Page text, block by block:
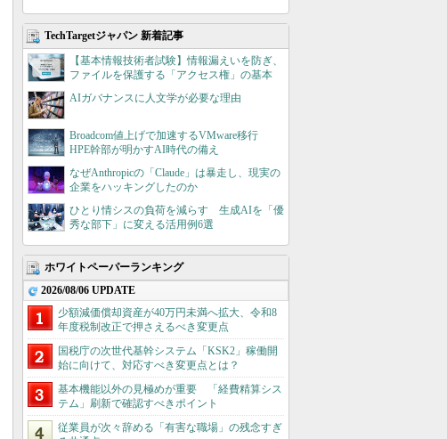
TechTargetジャパン 新着記事
【基本情報技術者試験】情報漏えいを防ぎ、
ファイルを保護する「アクセス権」の基本
AIガバナンスに人文学が必要な理由
Broadcom値上げで加速するVMware移行
HPE幹部が明かすAI時代の備え
なぜAnthropicの「Claude」は暴走し、現実の
企業をハッキングしたのか
ひとり情シスの負荷を減らす 生成AIを「優
秀な部下」に変える活用例6選
ホワイトペーパーランキング
2026/08/06 UPDATE
少額減価償却資産が40万円未満へ拡大、令和8
年度税制改正で押さえるべき変更点
国税庁の次世代基幹システム「KSK2」稼働開
始に向けて、対応すべき変更点とは？
基本機能以外の見極めが重要 「経費精算シス
テム」刷新で確認すべきポイント
従業員が次々辞める「有害な職場」の残念すぎ